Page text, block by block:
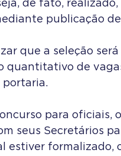
de fato,
publicação
que a seleção
quantitativo de
portaria.
para
seus Secretários
estiver